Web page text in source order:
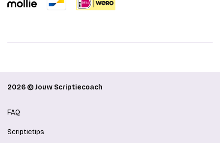
2026 © Jouw Scriptiecoach
FAQ
Scriptietips